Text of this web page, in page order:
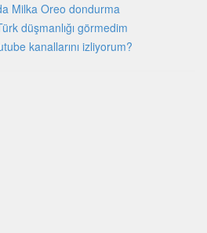
Milka Oreo dondurma
düşmanlığı görmedim
kanallarını izliyorum?